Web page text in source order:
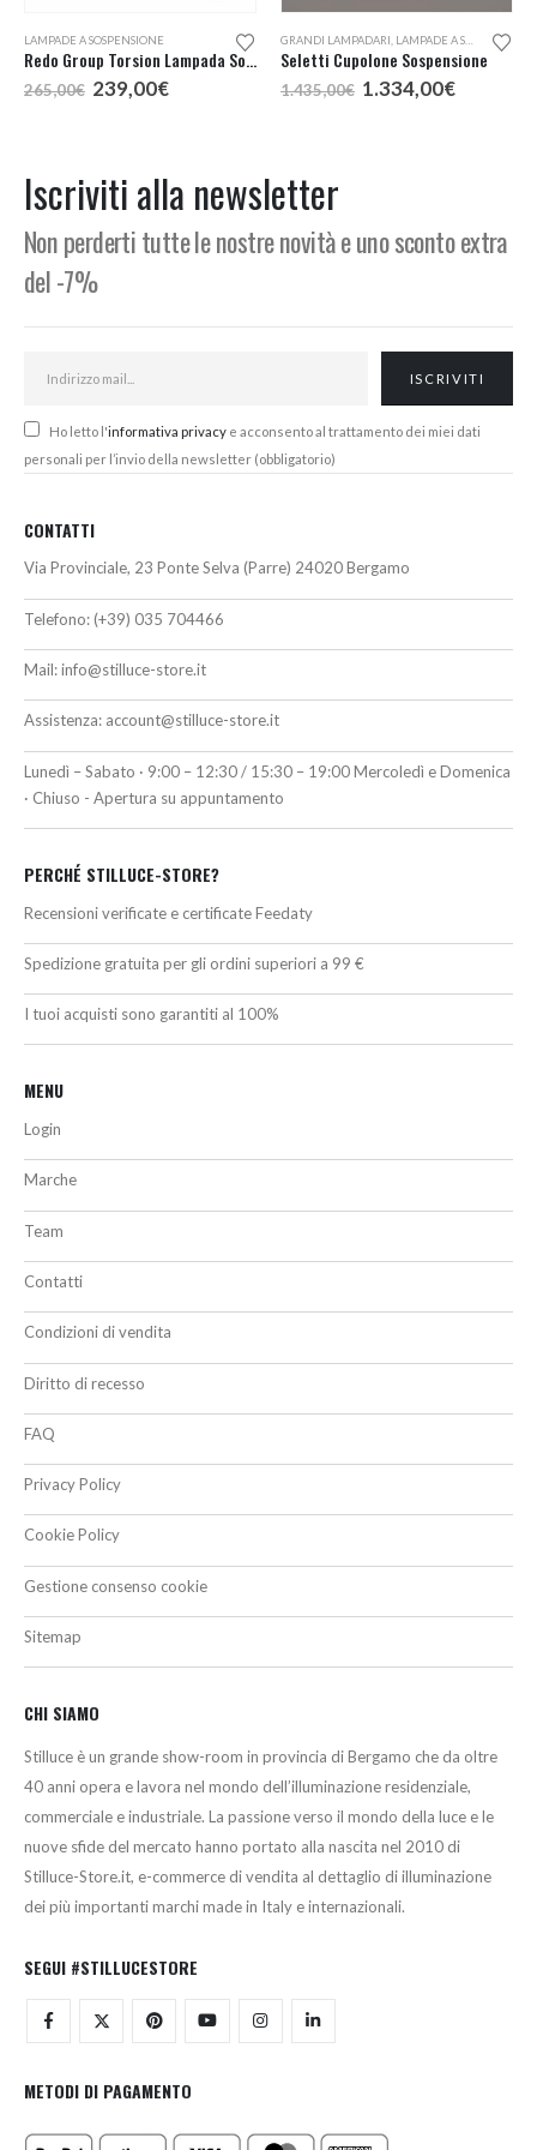
LAMPADE A SOSPENSIONE
Redo Group Torsion Lampada Sospensione LED 55
265,00€ Il
prezzo
239,00€Il
Questo prodotto ha più varianti. Le opzioni possono essere scelte nella pagina del prodotto
GRANDI LAMPADARI LAMPADE A SOSPENSIONE
Seletti Cupolone Sospensione
1.435,00€ Il
prezzo
1.334,00€Il
Iscriviti alla newsletter
Non perderti tutte le nostre novità e uno sconto extra
del -7%
Ho letto l'informativa privacy e acconsento al trattamento dei miei dati
personali per l’invio della newsletter (obbligatorio)
CONTATTI
Via Provinciale, 23 Ponte Selva (Parre) 24020 Bergamo
Telefono: (+39) 035 704466
Mail:info@stilluce-store.it
Assistenza: account@stilluce-store.it
Lunedì – Sabato · 9:00 – 12:30 / 15:30 – 19:00 Mercoledì e Domenica
· Chiuso - Apertura su appuntamento
PERCHÉ STILLUCE-STORE?
Recensioni verificate e certificate Feedaty
Spedizione gratuita per gli ordini superiori a 99 €
I tuoi acquisti sono garantiti al 100%
MENU
Login
Marche
Team
Contatti
Condizioni di vendita
Diritto di recesso
FAQ
Privacy Policy
Cookie Policy
Gestione consenso cookie
Sitemap
CHI SIAMO
Stilluce è un grande show-room in provincia di Bergamo che da oltre
40 anni opera e lavora nel mondo dell’illuminazione residenziale,
commerciale e industriale. La passione verso il mondo della luce e le
nuove sfide del mercato hanno portato alla nascita nel 2010 di
Stilluce-Store.it, e-commerce di vendita al dettaglio di illuminazione
dei più importanti marchi made in Italy e internazionali.
SEGUI #STILLUCESTORE
METODI DI PAGAMENTO